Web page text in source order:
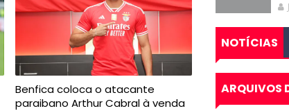
Benfica coloca o atacante
paraibano Arthur Cabral à venda
NOTÍCIAS
ARQUIVOS